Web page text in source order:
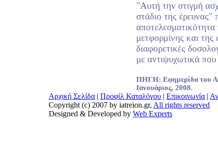
"Aυτή την στιγμή
στάδιο της
μετφορμίνης και
διαφορετικές
με αντιψυχωτικά
ΠΗΓΗ: Εφημερίδα του
Ιανουάριος, 2008.
Αρχική Σελίδα | Προφίλ Καταλόγου | Επικοινωνία |
Copyright (c) 2007 by iatreion.gr, All rights reserved
Designed & Developed by Web Experts